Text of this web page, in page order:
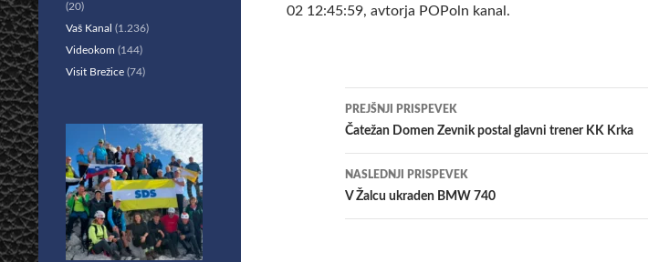
02 12:45:59, avtorja POPoln kanal.
Krmarjenje
po
prispevkih
PREJŠNJI PRISPEVEK
Čatežan Domen Zevnik postal glavni trener KK Krka
NASLEDNJI PRISPEVEK
V Žalcu ukraden BMW 740
(20)
Vaš Kanal (1.236)
Videokom (144)
Visit Brežice (74)